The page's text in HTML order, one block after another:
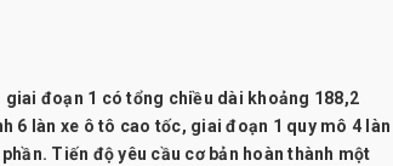
đoạn 1 có tổng chiều dài khoảng 188,2
6 làn xe ô tô cao tốc, giai đoạn 1 quy mô 4 làn
Tiến độ yêu cầu cơ bản hoàn thành một